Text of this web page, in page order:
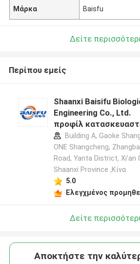
Μάρκα Baisfu
Δείτε
Περίπου εμείς
Shaanxi Baisifu
Engineering Co., Ltd.
προφίλ
Building A, Gaoke
ONE Shangcheng,
Road, Yanta District, Xi'an
Shaanxi Province ,Κίνα
5.0
Ελεγχμένος
Δείτε
Αποκτήστε την